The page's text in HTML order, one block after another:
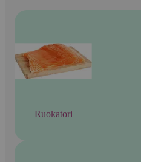
Ruokatori